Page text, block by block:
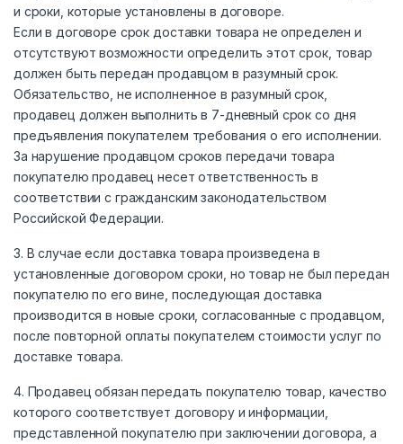
и сроки, которые установлены в договоре.
Если в договоре срок доставки товара не определен и
отсутствуют возможности определить этот срок, товар
должен быть передан продавцом в разумный срок.
Обязательство, не исполненное в разумный срок,
продавец должен выполнить в 7-дневный срок со дня
предъявления покупателем требования о его исполнении.
За нарушение продавцом сроков передачи товара
покупателю продавец несет ответственность в
соответствии с гражданским законодательством
Российской Федерации.
3. В случае если доставка товара произведена в
установленные договором сроки, но товар не был передан
покупателю по его вине, последующая доставка
производится в новые сроки, согласованные с продавцом,
после повторной оплаты покупателем стоимости услуг по
доставке товара.
4. Продавец обязан передать покупателю товар, качество
которого соответствует договору и информации,
представленной покупателю при заключении договора, а